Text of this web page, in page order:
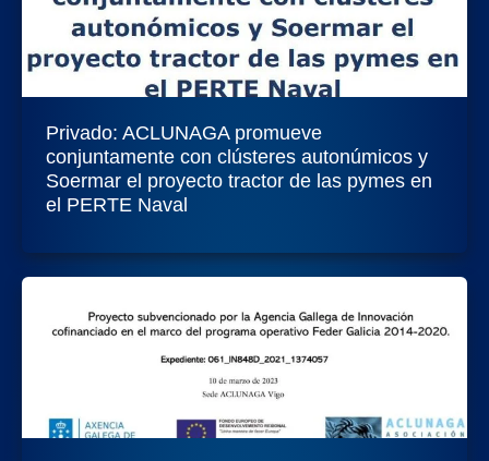
Privado: ACLUNAGA promueve
conjuntamente con clústeres autonúmicos y
Soermar el proyecto tractor de las pymes en
el PERTE Naval